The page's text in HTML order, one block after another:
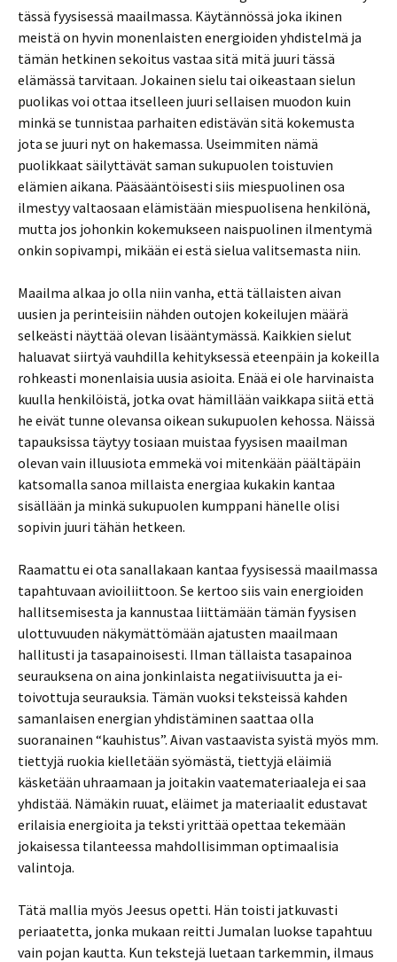
tässä fyysisessä maailmassa. Käytännössä joka ikinen
meistä on hyvin monenlaisten energioiden yhdistelmä ja
tämän hetkinen sekoitus vastaa sitä mitä juuri tässä
elämässä tarvitaan. Jokainen sielu tai oikeastaan sielun
puolikas voi ottaa itselleen juuri sellaisen muodon kuin
minkä se tunnistaa parhaiten edistävän sitä kokemusta
jota se juuri nyt on hakemassa. Useimmiten nämä
puolikkaat säilyttävät saman sukupuolen toistuvien
elämien aikana. Pääsääntöisesti siis miespuolinen osa
ilmestyy valtaosaan elämistään miespuolisena henkilönä,
mutta jos johonkin kokemukseen naispuolinen ilmentymä
onkin sopivampi, mikään ei estä sielua valitsemasta niin.
Maailma alkaa jo olla niin vanha, että tällaisten aivan
uusien ja perinteisiin nähden outojen kokeilujen määrä
selkeästi näyttää olevan lisääntymässä. Kaikkien sielut
haluavat siirtyä vauhdilla kehityksessä eteenpäin ja kokeilla
rohkeasti monenlaisia uusia asioita. Enää ei ole harvinaista
kuulla henkilöistä, jotka ovat hämillään vaikkapa siitä että
he eivät tunne olevansa oikean sukupuolen kehossa. Näissä
tapauksissa täytyy tosiaan muistaa fyysisen maailman
olevan vain illuusiota emmekä voi mitenkään päältäpäin
katsomalla sanoa millaista energiaa kukakin kantaa
sisällään ja minkä sukupuolen kumppani hänelle olisi
sopivin juuri tähän hetkeen.
Raamattu ei ota sanallakaan kantaa fyysisessä maailmassa
tapahtuvaan avioiliittoon. Se kertoo siis vain energioiden
hallitsemisesta ja kannustaa liittämään tämän fyysisen
ulottuvuuden näkymättömään ajatusten maailmaan
hallitusti ja tasapainoisesti. Ilman tällaista tasapainoa
seurauksena on aina jonkinlaista negatiivisuutta ja ei-
toivottuja seurauksia. Tämän vuoksi teksteissä kahden
samanlaisen energian yhdistäminen saattaa olla
suoranainen “kauhistus”. Aivan vastaavista syistä myös mm.
tiettyjä ruokia kielletään syömästä, tiettyjä eläimiä
käsketään uhraamaan ja joitakin vaatemateriaaleja ei saa
yhdistää. Nämäkin ruuat, eläimet ja materiaalit edustavat
erilaisia energioita ja teksti yrittää opettaa tekemään
jokaisessa tilanteessa mahdollisimman optimaalisia
valintoja.
Tätä mallia myös Jeesus opetti. Hän toisti jatkuvasti
periaatetta, jonka mukaan reitti Jumalan luokse tapahtuu
vain pojan kautta. Kun tekstejä luetaan tarkemmin, ilmaus